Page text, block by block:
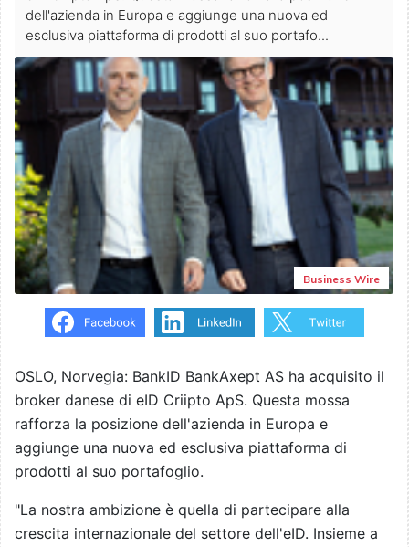
dell'azienda in Europa e aggiunge una nuova ed
esclusiva piattaforma di prodotti al suo portafo...
Business Wire
OSLO, Norvegia: BankID BankAxept AS ha acquisito il
broker danese di eID Criipto ApS. Questa mossa
rafforza la posizione dell'azienda in Europa e
aggiunge una nuova ed esclusiva piattaforma di
prodotti al suo portafoglio.
"La nostra ambizione è quella di partecipare alla
crescita internazionale del settore dell'eID. Insieme a